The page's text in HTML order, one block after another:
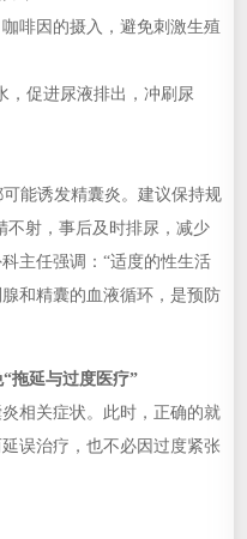
啡因的摄入，避免刺激生殖
，促进尿液排出，冲刷尿
能诱发精囊炎。建议保持规
不射，事后及时排尿，减少
主任强调：“适度的性生活
和精囊的血液循环，是预防
拖延与过度医疗”
相关症状。此时，正确的就
误治疗，也不必因过度紧张